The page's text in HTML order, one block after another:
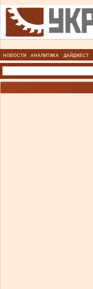
НОВОСТИ АНАЛИТИКА ДАЙДЖЕСТ